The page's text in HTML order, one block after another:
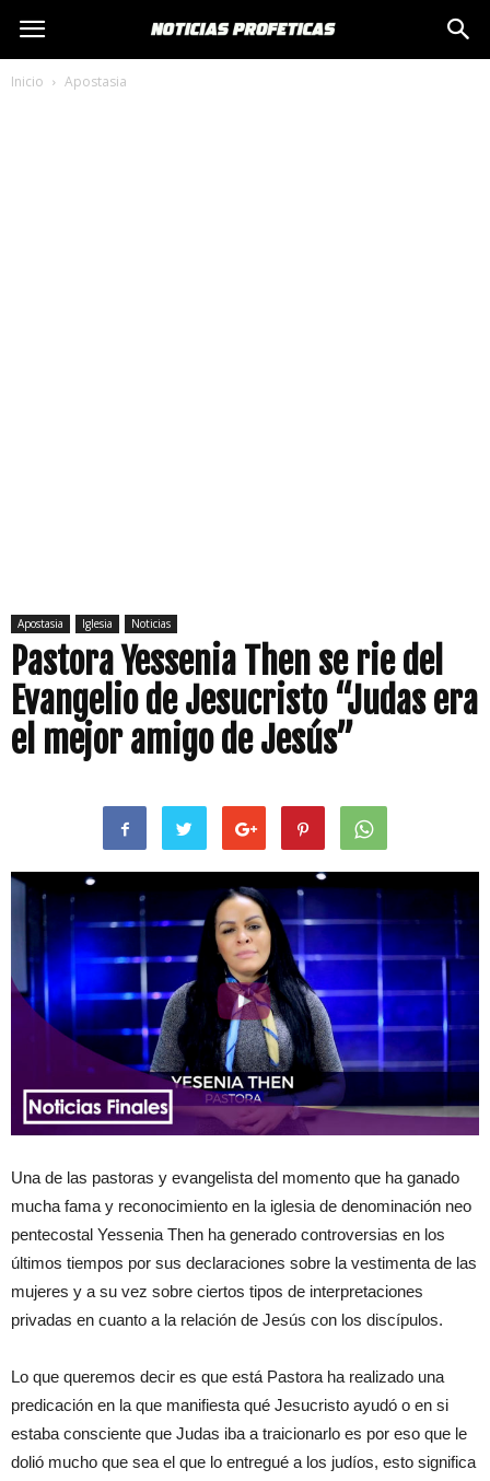
Inicio Apostasia
Apostasia Iglesia Noticias
Pastora Yessenia Then se rie del
Evangelio de Jesucristo “Judas era
el mejor amigo de Jesús”
Una de las pastoras y evangelista del momento que ha ganado
mucha fama y reconocimiento en la iglesia de denominación neo
pentecostal Yessenia Then ha generado controversias en los
últimos tiempos por sus declaraciones sobre la vestimenta de las
mujeres y a su vez sobre ciertos tipos de interpretaciones
privadas en cuanto a la relación de Jesús con los discípulos.
Lo que queremos decir es que está Pastora ha realizado una
predicación en la que manifiesta qué Jesucristo ayudó o en si
estaba consciente que Judas iba a traicionarlo es por eso que le
dolió mucho que sea el que lo entregué a los judíos, esto significa